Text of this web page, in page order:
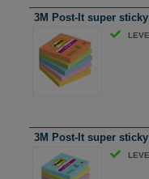
3M Post-It super
3M Post-It super